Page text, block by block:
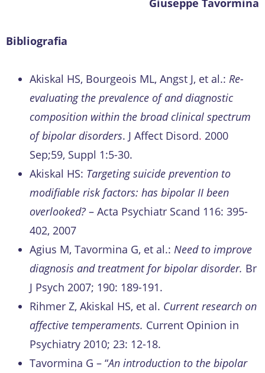
Giuseppe Tavormina
Bibliografia
Akiskal HS, Bourgeois ML, Angst J, et al.: Re-
evaluating the prevalence of and diagnostic
composition within the broad clinical spectrum
of bipolar disorders. J Affect Disord. 2000
Sep;59, Suppl 1:5-30.
Akiskal HS: Targeting suicide prevention to
modifiable risk factors: has bipolar II been
overlooked? – Acta Psychiatr Scand 116: 395-
402, 2007
Agius M, Tavormina G, et al.: Need to improve
diagnosis and treatment for bipolar disorder. Br
J Psych 2007; 190: 189-191.
Rihmer Z, Akiskal HS, et al. Current research on
affective temperaments. Current Opinion in
Psychiatry 2010; 23: 12-18.
Tavormina G – “An introduction to the bipolar